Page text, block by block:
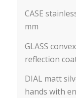
CASE
mm
GLASS
reflection
DIAL matt
hands with